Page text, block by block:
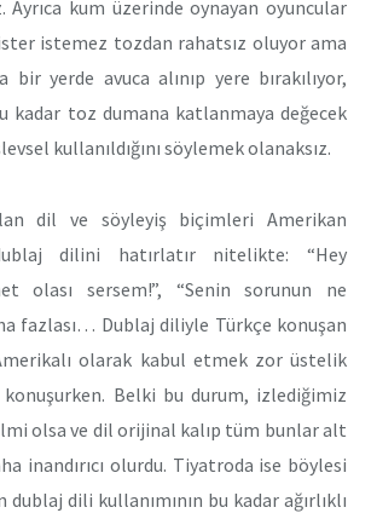
Ayrıca kum üzerinde oynayan oyuncular
istemez tozdan rahatsız oluyor ama
bir yerde avuca alınıp yere bırakılıyor,
kadar toz dumana katlanmaya değecek
kullanıldığını söylemek olanaksız.
dil ve söyleyiş biçimleri Amerikan
dilini hatırlatır nitelikte: “Hey
olası sersem!”, “Senin sorunun ne
fazlası… Dublaj diliyle Türkçe konuşan
olarak kabul etmek zor üstelik
konuşurken. Belki bu durum, izlediğimiz
olsa ve dil orijinal kalıp tüm bunlar alt
inandırıcı olurdu. Tiyatroda ise böylesi
dili kullanımının bu kadar ağırlıklı